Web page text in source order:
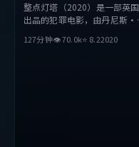
整点灯塔（2020）是一部英国
出品的犯罪电影，由丹尼斯·
宏、提莫西·查拉梅等主演。
127分钟👁70.0k⭐ 8.22020